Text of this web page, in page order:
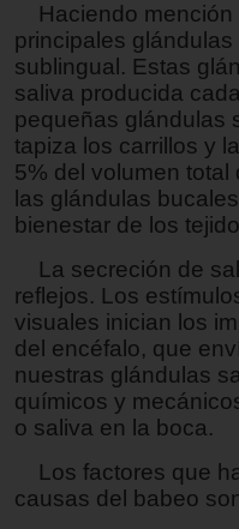
Haciendo mención
principales
sublingual. Estas
saliva producida
pequeñas glándulas
tapiza los carrillos y
5% del volumen
las glándulas
bienestar de los
La secreción de
reflejos. Los
visuales inician los
del encéfalo, que
nuestras glándulas
químicos y
o saliva en la boca.
Los factores que
causas del babeo